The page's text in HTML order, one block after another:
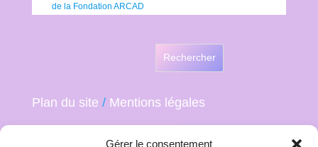
Gérer le consentement
de la Fondation ARCAD
Rechercher
Plan du site / Mentions légales